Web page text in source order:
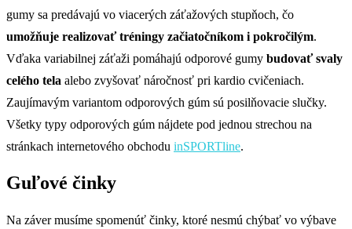
gumy sa predávajú vo viacerých záťažových stupňoch, čo
umožňuje realizovať tréningy začiatočníkom i pokročilým.
Vďaka variabilnej záťaži pomáhajú odporové gumy budovať svaly
celého tela alebo zvyšovať náročnosť pri kardio cvičeniach.
Zaujímavým variantom odporových gúm sú posilňovacie slučky.
Všetky typy odporových gúm nájdete pod jednou strechou na
stránkach internetového obchodu inSPORTline.
Guľové činky
Na záver musíme spomenúť činky, ktoré nesmú chýbať vo výbave